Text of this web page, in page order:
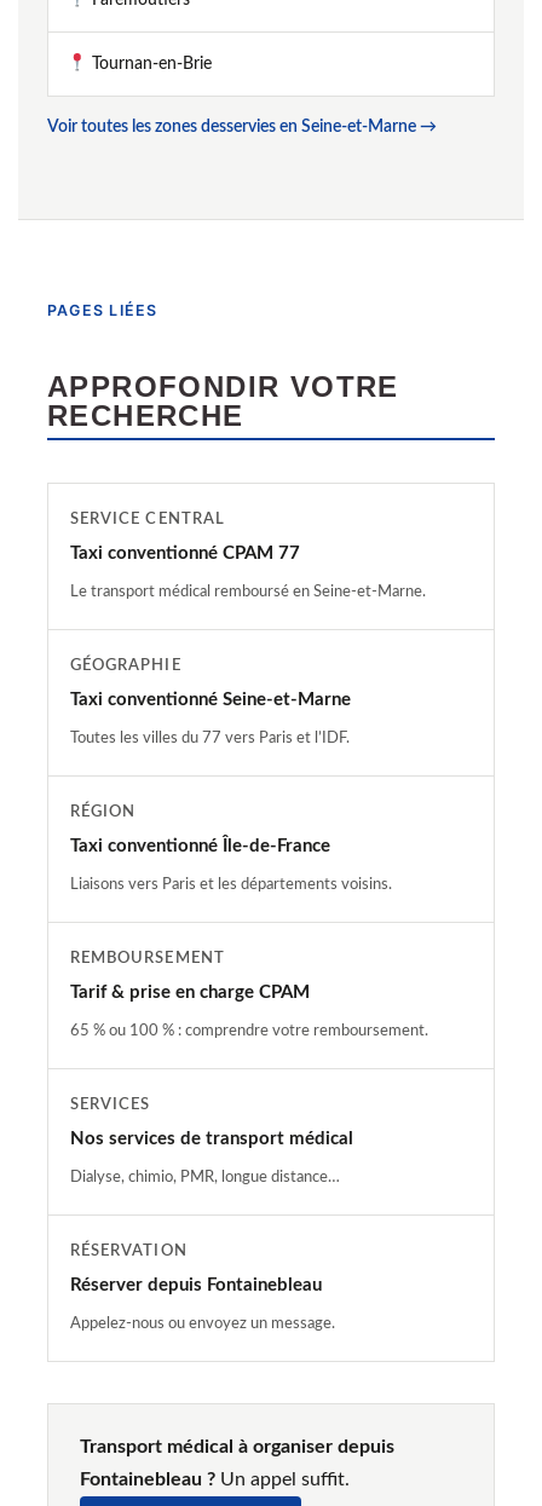
Tournan-en-Brie
Voir toutes les zones desservies en Seine-et-Marne →
PAGES LIÉES
APPROFONDIR VOTRE
RECHERCHE
SERVICE CENTRAL
Taxi conventionné CPAM 77
Le transport médical remboursé en Seine-et-Marne.
GÉOGRAPHIE
Taxi conventionné Seine-et-Marne
Toutes les villes du 77 vers Paris et l’IDF.
RÉGION
Taxi conventionné Île-de-France
Liaisons vers Paris et les départements voisins.
REMBOURSEMENT
Tarif & prise en charge CPAM
65 % ou 100 % : comprendre votre remboursement.
SERVICES
Nos services de transport médical
Dialyse, chimio, PMR, longue distance…
RÉSERVATION
Réserver depuis Fontainebleau
Appelez-nous ou envoyez un message.
Transport médical à organiser depuis
Fontainebleau ? Un appel suffit.